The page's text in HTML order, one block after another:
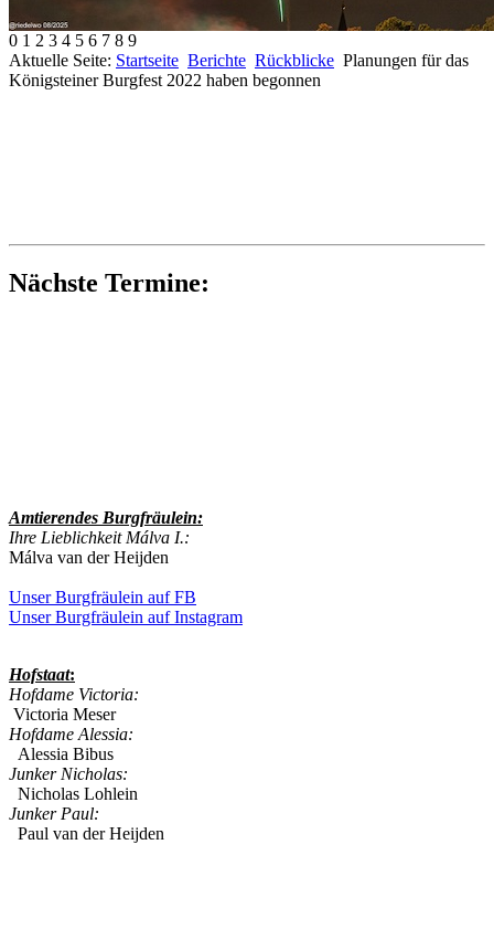
0 1 2 3 4 5 6 7 8 9
Aktuelle Seite: Startseite Berichte Rückblicke Planungen für das
Königsteiner Burgfest 2022 haben begonnen
Nächste Termine:
Amtierendes Burgfräulein:
Ihre Lieblichkeit Málva I.:
Málva van der Heijden
Unser Burgfräulein auf FB
Unser Burgfräulein auf Instagram
Hofstaat:
Hofdame Victoria:
Victoria Meser
Hofdame Alessia:
Alessia Bibus
Junker Nicholas:
Nicholas Lohlein
Junker Paul:
Paul van der Heijden